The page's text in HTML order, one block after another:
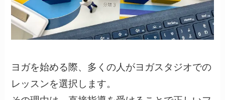
ヨガを始める際、多くの人がヨガスタジオでの
レッスンを選択します。